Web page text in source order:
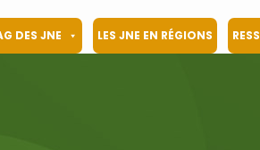
DES JNE LES JNE EN RÉGIONS